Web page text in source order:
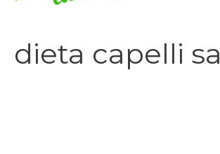
dieta capelli